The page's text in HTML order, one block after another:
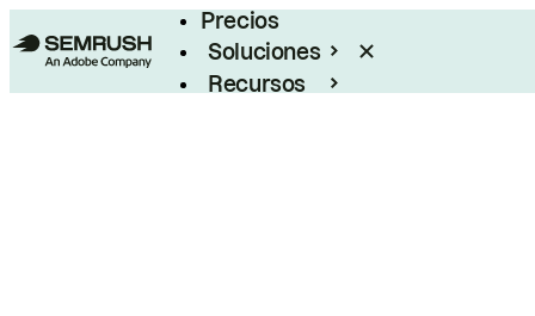
Precios
Soluciones
Recursos